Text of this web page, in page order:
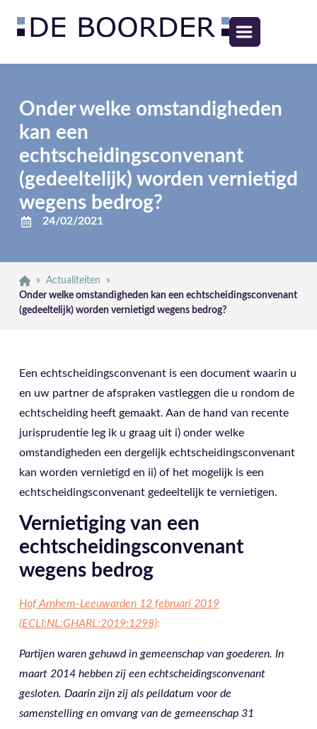
Onder welke omstandigheden
kan een
echtscheidingsconvenant
(gedeeltelijk) worden vernietigd
wegens bedrog?
24/02/2021
» Actualiteiten
»
Onder welke omstandigheden kan een echtscheidingsconvenant
(gedeeltelijk) worden vernietigd wegens bedrog?
Een echtscheidingsconvenant is een document waarin u
en uw partner de afspraken vastleggen die u rondom de
echtscheiding heeft gemaakt. Aan de hand van recente
jurisprudentie leg ik u graag uit i) onder welke
omstandigheden een dergelijk echtscheidingsconvenant
kan worden vernietigd en ii) of het mogelijk is een
echtscheidingsconvenant gedeeltelijk te vernietigen.
Vernietiging van een
echtscheidingsconvenant
wegens bedrog
Hof Arnhem-Leeuwarden 12 februari 2019
(ECLI:NL:GHARL:2019:1298):
Partijen waren gehuwd in gemeenschap van goederen. In
maart 2014 hebben zij een echtscheidingsconvenant
gesloten. Daarin zijn zij als peildatum voor de
samenstelling en omvang van de gemeenschap 31